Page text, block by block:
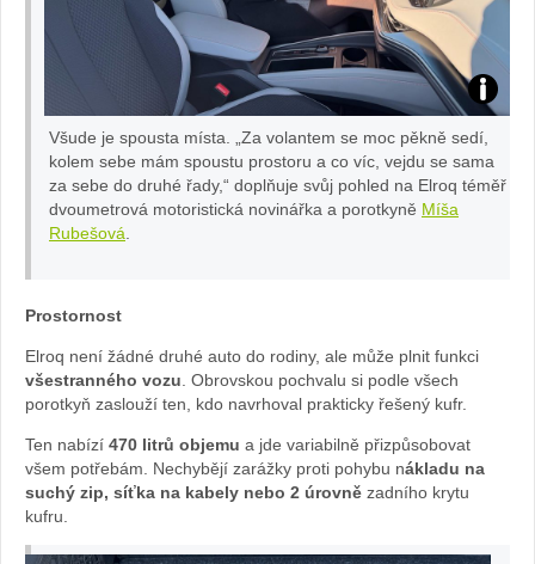
Za
Všude je spousta místa. „Za volantem se moc pěkně sedí,
kolem sebe mám spoustu prostoru a co víc, vejdu se sama
za sebe do druhé řady,“ doplňuje svůj pohled na Elroq téměř
dvoumetrová motoristická novinářka a porotkyně Míša
Rubešová.
Prostornost
Elroq není žádné druhé auto do rodiny, ale může plnit funkci
všestranného vozu. Obrovskou pochvalu si podle všech
porotkyň zaslouží ten, kdo navrhoval prakticky řešený kufr.
Ten nabízí 470 litrů objemu a jde variabilně přizpůsobovat
všem potřebám. Nechybějí zarážky proti pohybu nákladu na
suchý zip, síťka na kabely nebo 2 úrovně zadního krytu
kufru.